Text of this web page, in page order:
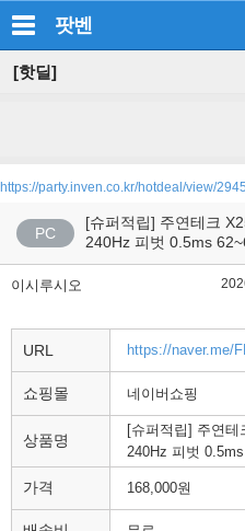
팟벤
[핫딜]
https://party.inven.co.kr/hotdeal/view/
PC
[슈퍼적립] 주연테크
240Hz 피벗 0.5ms
이시루시오
URL https://naver.me/
쇼핑몰 네이버쇼핑
상품명
[슈퍼적립] 주연
240Hz 피벗
가격 168,000원